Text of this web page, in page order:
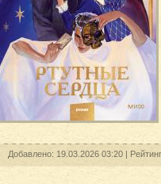
Добавлено: 19.03.2026 03:20 |